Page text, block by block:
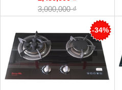
3,000,000 ₫
-34%